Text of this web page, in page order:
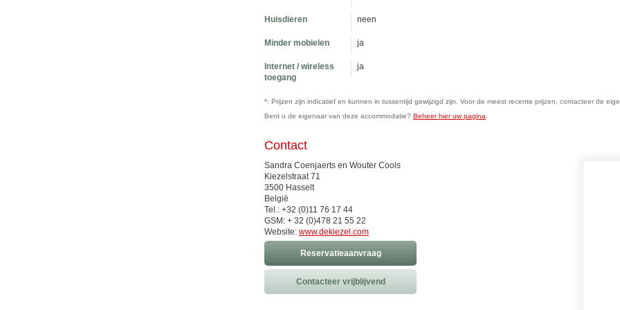
Huisdieren neen
Minder mobielen ja
Internet / wireless
toegang
ja
*: Prijzen zijn indicatief en kunnen in tussentijd gewijzigd zijn. Voor de meest recente prijzen, contacteer de
Bent u de eigenaar van deze accommodatie? Beheer hier uw pagina
Contact
Sandra Coenjaerts en Wouter Cools
Kiezelstraat 71
3500 Hasselt
België
Tel.: +32 (0)11 76 17 44
GSM: + 32 (0)478 21 55 22
Website: www.dekiezel.com
Reservatieaanvraag
Contacteer vrijblijvend